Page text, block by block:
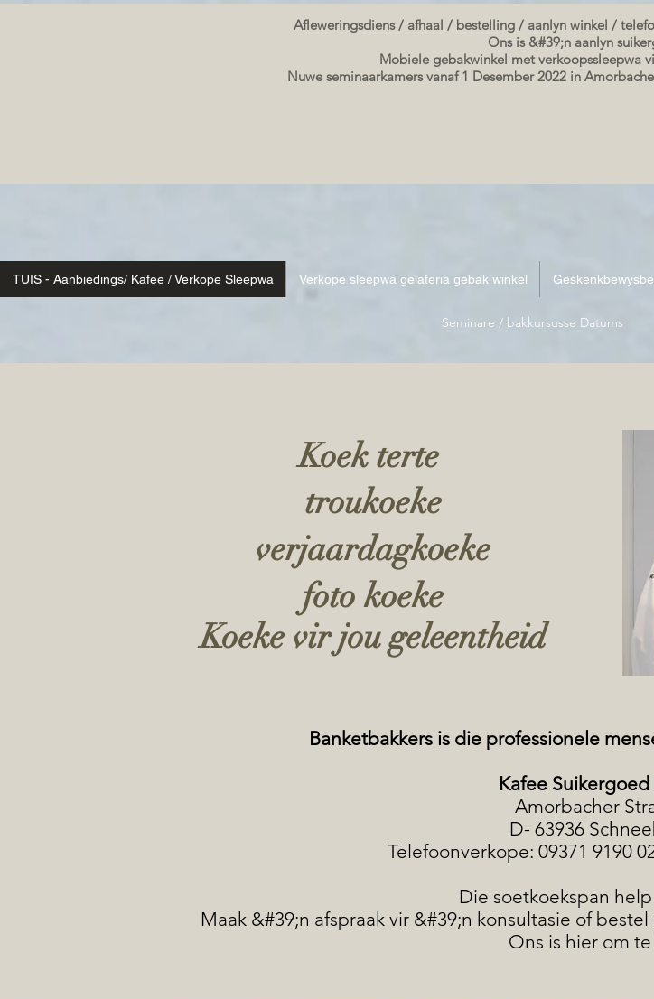
Afleweringsdiens / afhaal / bestelling / aanlyn winkel /
Ons is &#39;n aanlyn
Mobiele gebakwinkel met verkoopssleepwa
Nuwe seminaarkamers vanaf 1 Desember 2022 in
TUIS - Aanbiedings/ Kafee / Verkope Sleepwa Verkope sleepwa gelateria gebak winkel
Seminare / bakkursusse Datums
Koek terte
troukoeke
verjaardagkoeke
foto koeke
Koeke vir jou geleentheid
Banketbakkers is die professionele
Kafee
Amorbacher
D- 63936
Telefoonverkope: 09371 9190
Die soetkoekspan
Maak &#39;n afspraak vir &#39;n konsultasie of
Ons is hier om